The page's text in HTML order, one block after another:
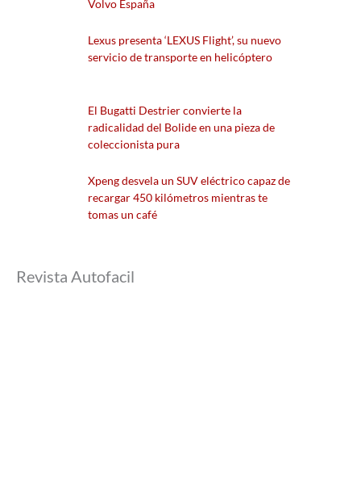
Volvo España
Lexus presenta ‘LEXUS Flight’, su nuevo
servicio de transporte en helicóptero
El Bugatti Destrier convierte la
radicalidad del Bolide en una pieza de
coleccionista pura
Xpeng desvela un SUV eléctrico capaz de
recargar 450 kilómetros mientras te
tomas un café
Revista Autofacil